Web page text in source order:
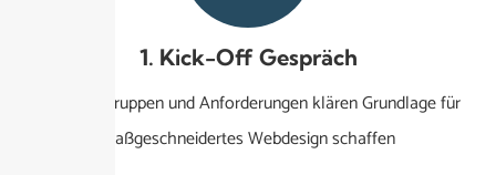
1. Kick-Off Gespräch
Ziele, Zielgruppen und Anforderungen klären Grundlage für
maßgeschneidertes Webdesign schaffen